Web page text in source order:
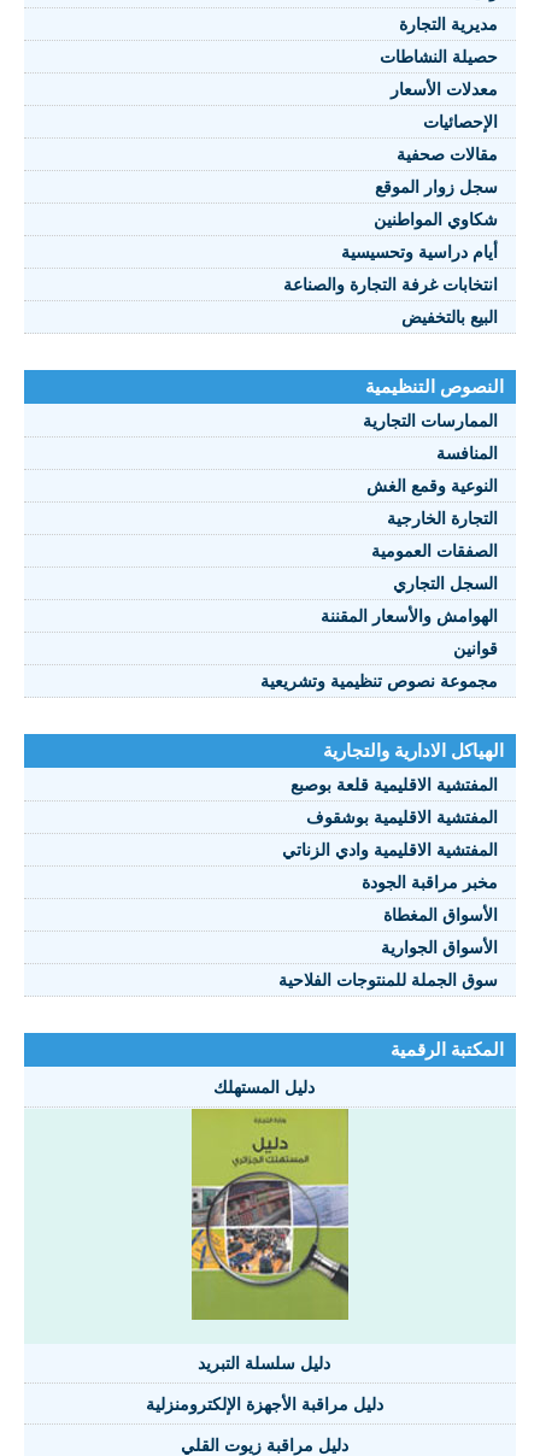
النصوص 2021
FRANÇAIS
مديرية التجارة
حصيلة النشاطات
معدلات الأسعار
الإحصائيات
مقالات صحفية
سجل زوار الموقع
شكاوي المواطنين
أيام دراسية وتحسيسية
انتخابات غرفة التجارة والصناعة
البيع بالتخفيض
النصوص التنظيمية
الممارسات التجارية
المنافسة
النوعية وقمع الغش
التجارة الخارجية
الصفقات العمومية
السجل التجاري
الهوامش والأسعار المقننة
قوانين
مجموعة نصوص تنظيمية وتشريعية
الهياكل الادارية والتجارية
المفتشية الاقليمية قلعة بوصبع
المفتشية الاقليمية بوشقوف
المفتشية الاقليمية وادي الزناتي
مخبر مراقبة الجودة
الأسواق المغطاة
الأسواق الجوارية
سوق الجملة للمنتوجات الفلاحية
المكتبة الرقمية
دليل المستهلك
دليل سلسلة التبريد
دليل مراقبة الأجهزة الإلكترومنزلية
دليل مراقبة زيوت القلي